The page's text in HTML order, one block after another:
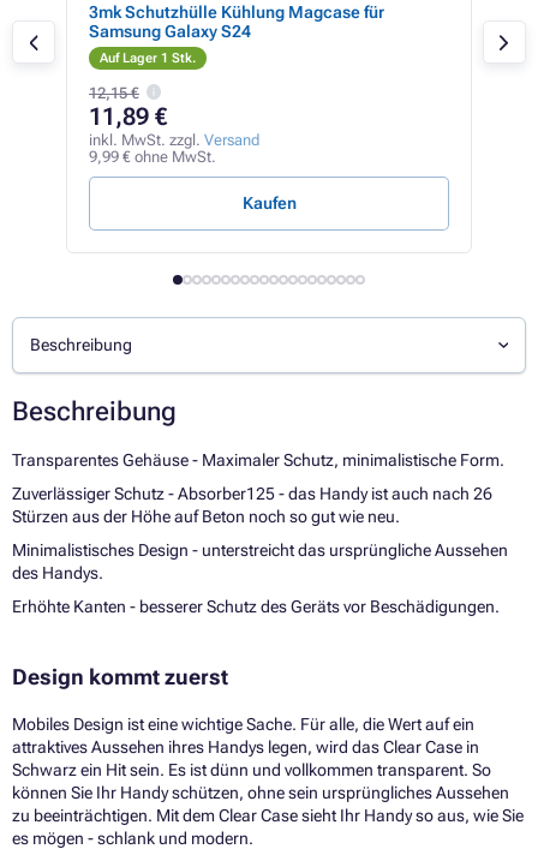
3mk Schutzhülle Kühlung Magcase für
Samsung Galaxy S24
Auf Lager 1 Stk.
12,15 €
11,89 €
inkl. MwSt. zzgl. Versand
9,99 € ohne MwSt.
Kaufen
Beschreibung
Beschreibung
Transparentes Gehäuse - Maximaler Schutz, minimalistische Form.
Zuverlässiger Schutz - Absorber125 - das Handy ist auch nach 26
Stürzen aus der Höhe auf Beton noch so gut wie neu.
Minimalistisches Design - unterstreicht das ursprüngliche Aussehen
des Handys.
Erhöhte Kanten - besserer Schutz des Geräts vor Beschädigungen.
Design kommt zuerst
Mobiles Design ist eine wichtige Sache. Für alle, die Wert auf ein
attraktives Aussehen ihres Handys legen, wird das Clear Case in
Schwarz ein Hit sein. Es ist dünn und vollkommen transparent. So
können Sie Ihr Handy schützen, ohne sein ursprüngliches Aussehen
zu beeinträchtigen. Mit dem Clear Case sieht Ihr Handy so aus, wie Sie
es mögen - schlank und modern.